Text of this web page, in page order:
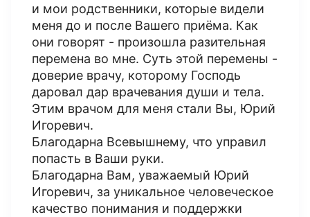
и мои родственники, которые видели
меня до и после Вашего приёма. Как
они говорят - произошла разительная
перемена во мне. Суть этой перемены -
доверие врачу, которому Господь
даровал дар врачевания души и тела.
Этим врачом для меня стали Вы, Юрий
Игоревич.
Благодарна Всевышнему, что управил
попасть в Ваши руки.
Благодарна Вам, уважаемый Юрий
Игоревич, за уникальное человеческое
качество понимания и поддержки